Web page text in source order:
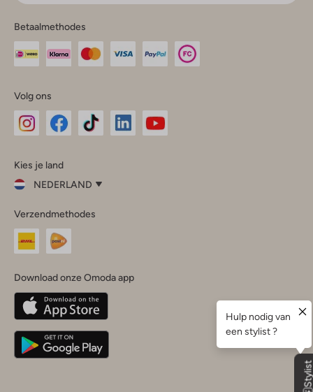
Betaalmethodes
Volg ons
InstagramFacebook
Kies je land
NEDERLAND
je
land
Nederland
Belgique(Français)
Deutschland
Verzendmethodes
Download onze Omoda app